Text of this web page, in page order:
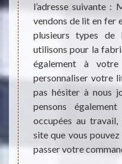
qui
il
de
des
très
l’adresse suivante :
vendons de lit en fer
plusieurs types
utilisons pour la
également à
personnaliser votre
pas hésiter à nous
pensons
occupées au travail,
site que vous
passer votre